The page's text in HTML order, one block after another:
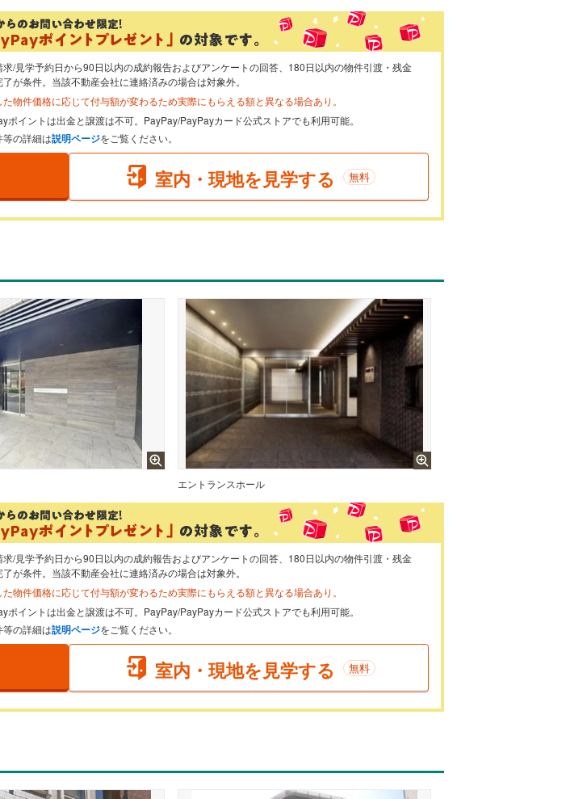
求/見学予約日から90日以内の成約報告およびアンケートの回答、180日以内の物件引渡・残金
が条件。当該不動産会社に連絡済みの場合は対象外。
た物件価格に応じて付与額が変わるため実際にもらえる額と異なる場合あり。
ポイントは出金と譲渡は不可。PayPay/PayPayカード公式ストアでも利用可能。
等の詳細は説明ページをご覧ください。
室内・現地を見学する 無料
エントランスホール
求/見学予約日から90日以内の成約報告およびアンケートの回答、180日以内の物件引渡・残金
が条件。当該不動産会社に連絡済みの場合は対象外。
た物件価格に応じて付与額が変わるため実際にもらえる額と異なる場合あり。
ポイントは出金と譲渡は不可。PayPay/PayPayカード公式ストアでも利用可能。
等の詳細は説明ページをご覧ください。
室内・現地を見学する 無料